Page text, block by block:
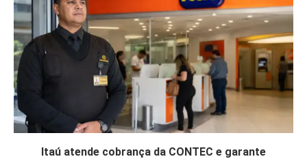
Itaú atende cobrança da CONTEC e garante